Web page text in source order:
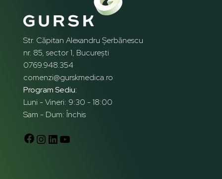
Str. Căpitan Alexandru Șerbănescu
nr. 85, sector 1, București
0769.948.354
comenzi@gurskmedica.ro
Program Sediu:
Luni - Vineri: 9:30 - 18:00
Sam - Dum: Închis